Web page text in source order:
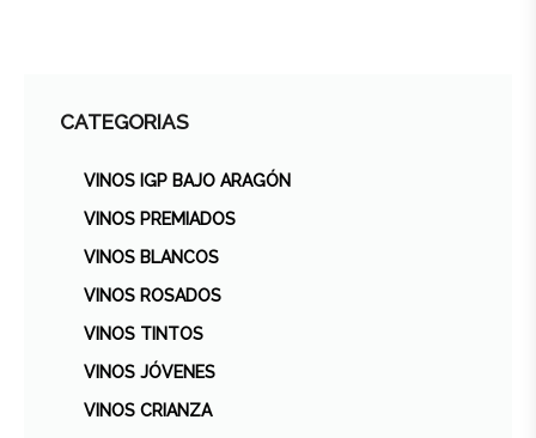
CATEGORIAS
VINOS IGP BAJO ARAGÓN
VINOS PREMIADOS
VINOS BLANCOS
VINOS ROSADOS
VINOS TINTOS
VINOS JÓVENES
VINOS CRIANZA